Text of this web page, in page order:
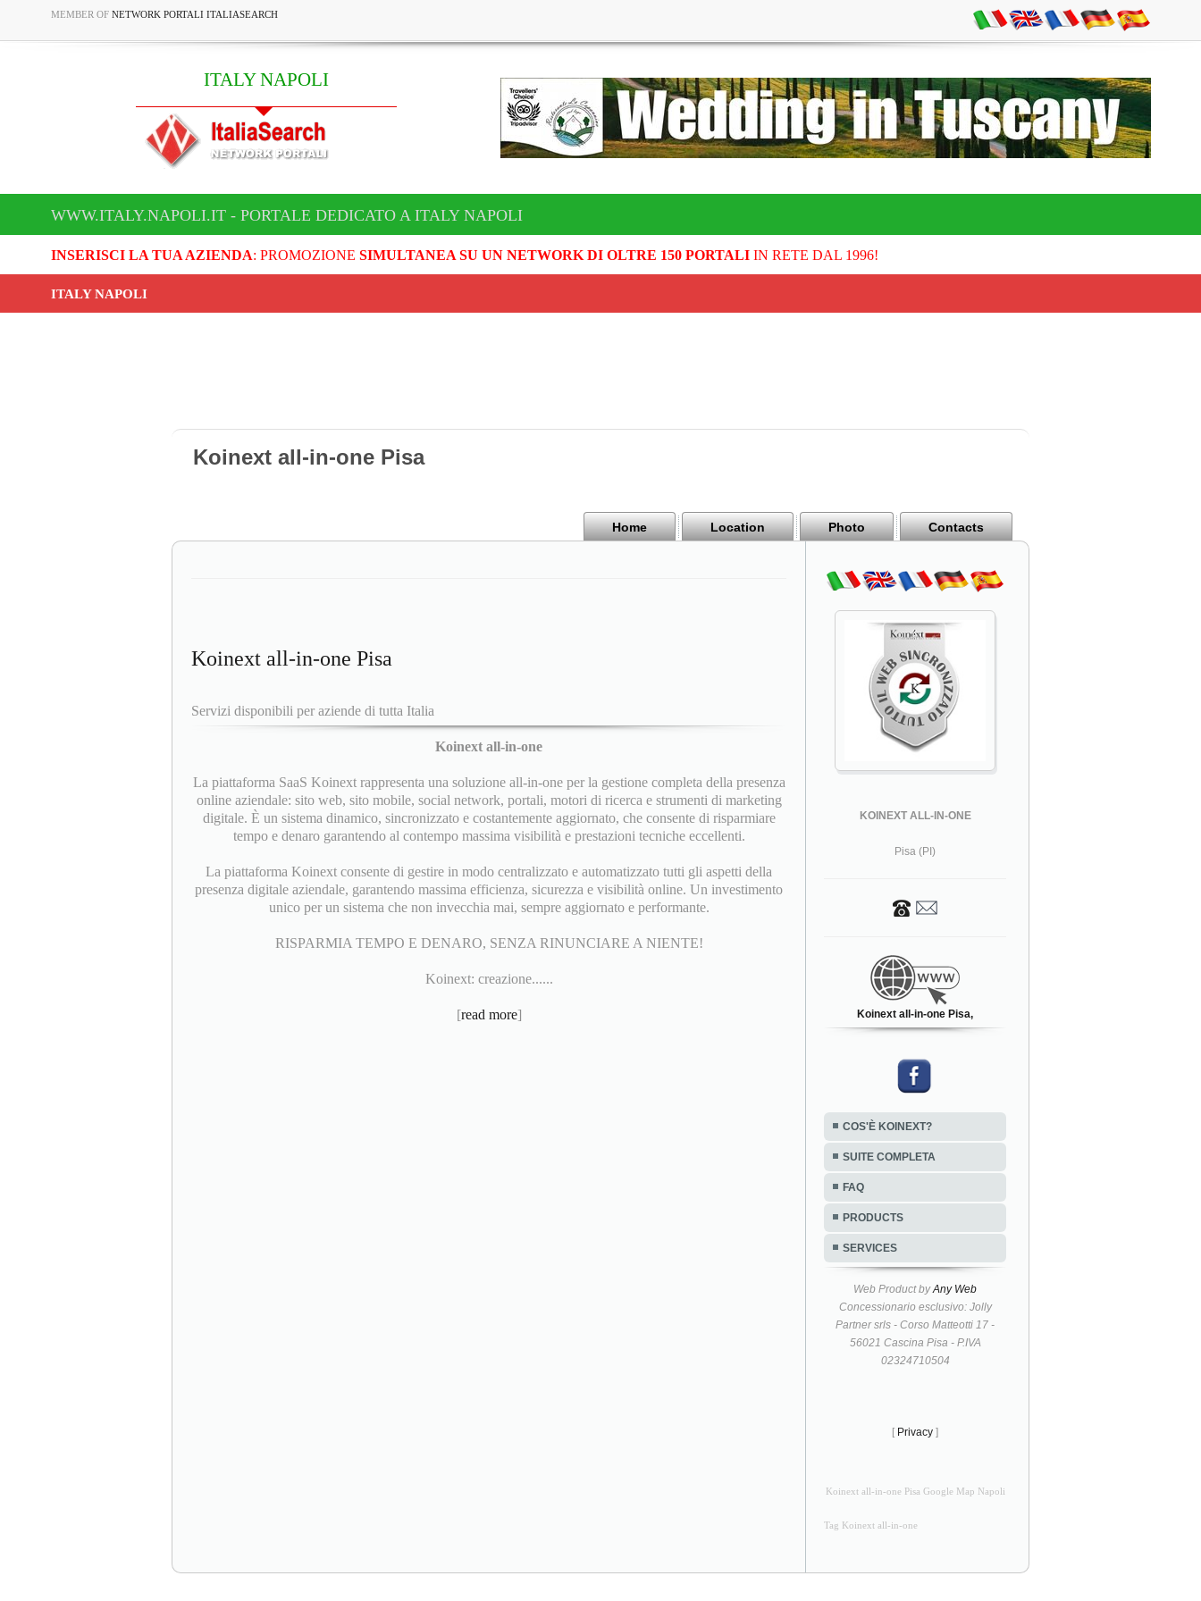
MEMBER OF NETWORK PORTALI ITALIASEARCH
ITALY NAPOLI
WWW.ITALY.NAPOLI.IT - PORTALE DEDICATO A ITALY NAPOLI
INSERISCI LA TUA AZIENDA: PROMOZIONE SIMULTANEA SU UN NETWORK DI OLTRE 150 PORTALIIN RETE DAL 1996!
ITALY NAPOLI
Koinext all-in-one Pisa
Home Location Photo Contacts
Koinext all-in-one Pisa
Servizi disponibili per aziende di tutta Italia
Koinext all-in-one
La piattaforma SaaS Koinext rappresenta una soluzione all-in-one per la gestione completa della presenza
online aziendale: sito web, sito mobile, social network, portali, motori di ricerca e strumenti di marketing
digitale. È un sistema dinamico, sincronizzato e costantemente aggiornato, che consente di risparmiare
tempo e denaro garantendo al contempo massima visibilità e prestazioni tecniche eccellenti.
La piattaforma Koinext consente di gestire in modo centralizzato e automatizzato tutti gli aspetti della
presenza digitale aziendale, garantendo massima efficienza, sicurezza e visibilità online. Un investimento
unico per un sistema che non invecchia mai, sempre aggiornato e performante.
RISPARMIA TEMPO E DENARO, SENZA RINUNCIARE A NIENTE!
Koinext: creazione......
[read more]
KOINEXT ALL-IN-ONE
Pisa (PI)
Koinext all-in-one Pisa,
COS'È KOINEXT?
SUITE COMPLETA
FAQ
PRODUCTS
SERVICES
Web Product byAny Web
Concessionario esclusivo: Jolly
Partner srls - Corso Matteotti 17 -
56021 Cascina Pisa - P.IVA
02324710504
[ Privacy ]
Koinext all-in-one Pisa Google Map Napoli
Tag Koinext all-in-one